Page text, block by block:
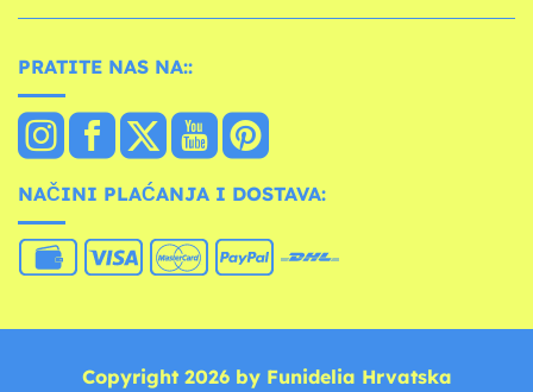
PRATITE NAS NA::
NAČINI PLAĆANJA I DOSTAVA:
Copyright 2026 by Funidelia Hrvatska